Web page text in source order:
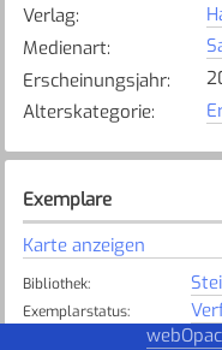
Verlag:
Medienart:
Erscheinungsjahr:
Alterskategorie:
Exemplare
Karte anzeigen
Bibliothek:
Exemplarstatus: